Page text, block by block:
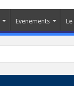
Evenements Le